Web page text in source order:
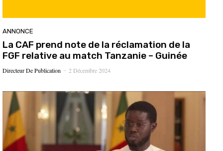
ANNONCE
La CAF prend note de la réclamation de la
FGF relative au match Tanzanie – Guinée
Directeur De Publication - 2 Décembre 2024